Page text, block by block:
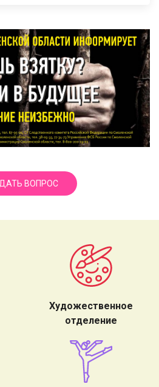
ВОПРОС
Художественное
отделение